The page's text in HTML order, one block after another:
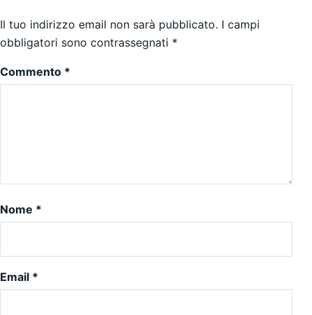
Il tuo indirizzo email non sarà pubblicato. I campi
obbligatori sono contrassegnati *
Commento *
Nome *
Email *